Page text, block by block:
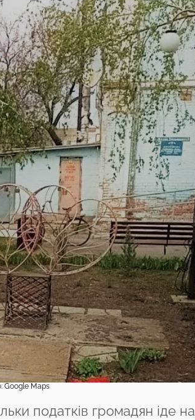
Google Maps
податків громадян іде на